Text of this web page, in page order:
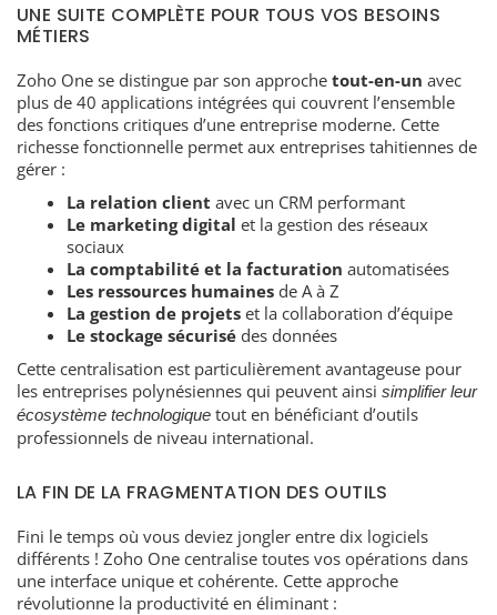
UNE SUITE COMPLÈTE POUR TOUS VOS BESOINS
MÉTIERS
Zoho One se distingue par son approche tout-en-un avec
plus de 40 applications intégrées qui couvrent l’ensemble
des fonctions critiques d’une entreprise moderne. Cette
richesse fonctionnelle permet aux entreprises tahitiennes de
gérer :
La relation client avec un CRM performant
Le marketing digital et la gestion des réseaux
sociaux
La comptabilité et la facturation automatisées
Les ressources humaines de A à Z
La gestion de projets et la collaboration d’équipe
Le stockage sécurisé des données
Cette centralisation est particulièrement avantageuse pour
les entreprises polynésiennes qui peuvent ainsi simplifier leur
écosystème technologique tout en bénéficiant d’outils
professionnels de niveau international.
LA FIN DE LA FRAGMENTATION DES OUTILS
Fini le temps où vous deviez jongler entre dix logiciels
différents ! Zoho One centralise toutes vos opérations dans
une interface unique et cohérente. Cette approche
révolutionne la productivité en éliminant :